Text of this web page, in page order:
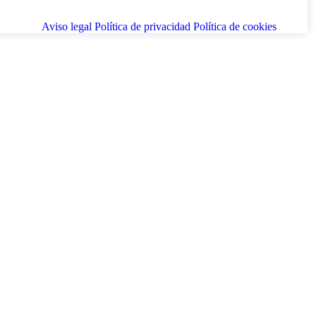
Aviso legal Política de privacidad Política de cookies